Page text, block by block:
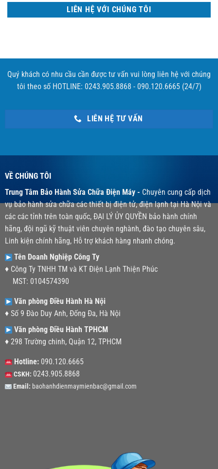
LIÊN HỆ VỚI CHÚNG TÔI
Quý khách có nhu cầu cần được tư vấn vui lòng liên hệ với chúng
tôi theo số HOTLINE: 0243.905.8868 - 090.120.6665 (24/7)
LIÊN HỆ TƯ VẤN
VỀ CHÚNG TÔI
Trung Tâm Bảo Hành Sửa Chữa Điện Máy - Chuyên cung cấp dịch
vụ bảo hành sửa chữa các thiết bị điện tử, điện lạnh tại Hà Nội và
các các tỉnh trên toàn quốc, ĐẠI LÝ ỦY QUYỀN bảo hành chính
hãng, đội ngũ kỹ thuật viên chuyên nghành, đào tạo chuyên sâu,
Linh kiện chính hãng, Hỗ trợ khách hàng nhanh chóng.
Tên Doanh Nghiệp Công Ty
♦ Công Ty TNHH TM và KT Điện Lạnh Thiện Phúc
MST: 0104574390
Văn phòng Điều Hành Hà Nội
♦ Số 9 Đào Duy Anh, Đống Đa, Hà Nội
Văn phòng Điều Hành TPHCM
♦ 298 Trường chinh, Quận 12, TPHCM
Hotline:090.120.6665
CSKH: 0243.905.8868
Email: baohanhdienmaymienbac@gmail.com